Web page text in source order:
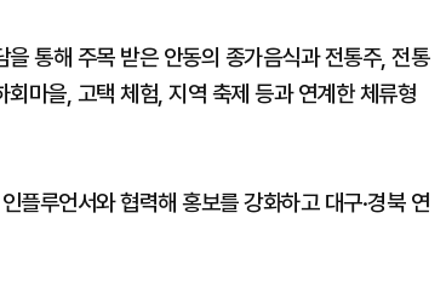
통해 주목 받은 안동의 종가음식과 전통주, 전통
마을, 고택 체험, 지역 축제 등과 연계한 체류형
플루언서와 협력해 홍보를 강화하고 대구·경북 연